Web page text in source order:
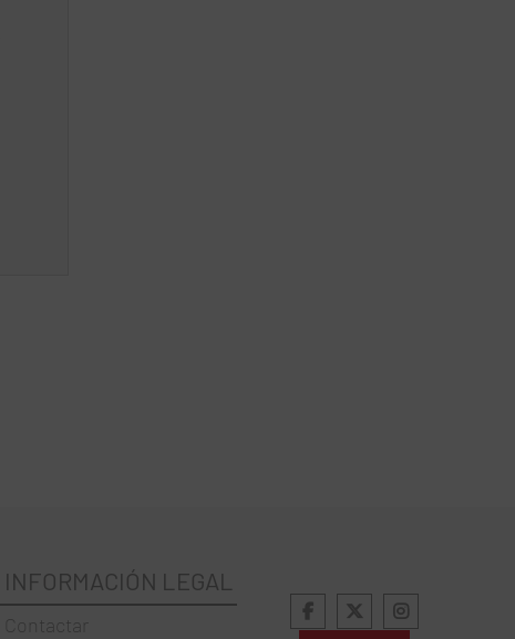
INFORMACIÓN LEGAL
Contactar